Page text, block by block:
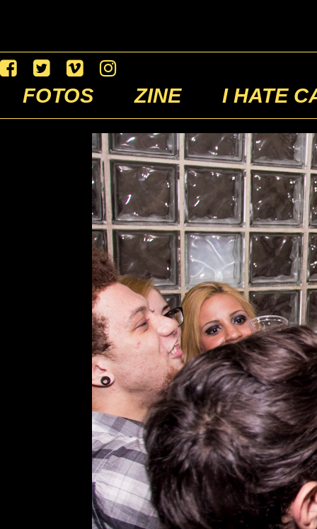
FOTOS ZINE I HATE